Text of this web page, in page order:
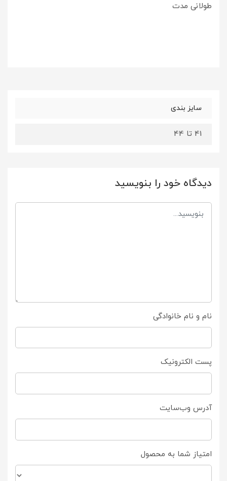
طولانی مدت
سایز بندی
41 تا 44
دیدگاه خود را بنویسید
نام و نام خانوادگی
پست الکترونیک
آدرس وب‌سایت
امتیاز شما به محصول